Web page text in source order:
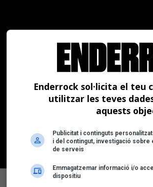
Enderrock sol·licita el teu
utilitzar les teves
aquests
Publicitat i continguts
i del contingut, investigació sobre
de serveis
Emmagatzemar informació i/o
dispositiu